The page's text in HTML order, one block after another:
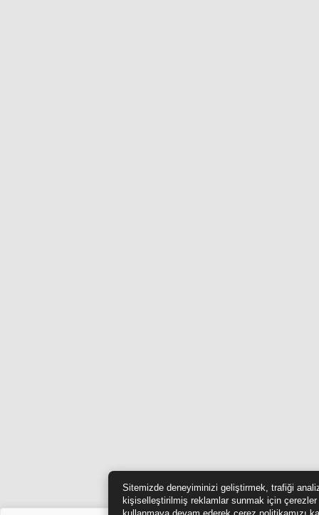
Sitemizde deneyiminizi geliştirmek, trafiği
kişiselleştirilmiş reklamlar sunmak için